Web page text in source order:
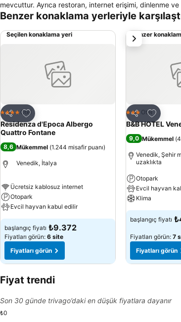
mevcuttur. Ayrıca restoran, internet erişimi, dinlenme
küvetli ve duşlu banyoda saç kurutma makinası vardır.
Benzer konaklama yerleriyle
Seçilen konaklama yeri
Paylaş
Favorilerime ekle
4 Yıldız Otel
Residenza d'Epoca Albergo
Quattro Fontane
8,6 Mükemmel (1.244 misafir puanı)
Venedik, İtalya
Ücretsiz kablosuz internet
Otopark
Evcil hayvan kabul edilir
başlangıç fiyatı ₺9.372
Fiyatları görün: 6 site
Fiyatları görün
Benzer
Paylaş
3 YıldızOtel
B&B HOTEL
9,0 Mükemmel (
Venedik, Şehir
uzaklıkta
Otopark
Evcil hayvan
Klima
başlangıç fiyatı
Fiyatları görün: 7
Fiyatları görün
sonraki
Fiyat trendi
Son 30 günde trivago’daki en düşük fiyatlara dayanır
₺0